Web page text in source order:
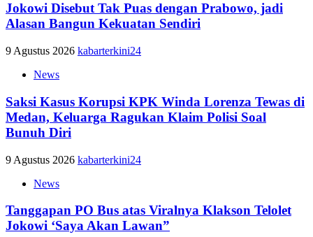
Jokowi Disebut Tak Puas dengan Prabowo, jadi
Alasan Bangun Kekuatan Sendiri
9 Agustus 2026 kabarterkini24
News
Saksi Kasus Korupsi KPK Winda Lorenza Tewas di
Medan, Keluarga Ragukan Klaim Polisi Soal
Bunuh Diri
9 Agustus 2026 kabarterkini24
News
Tanggapan PO Bus atas Viralnya Klakson Telolet
Jokowi ‘Saya Akan Lawan”